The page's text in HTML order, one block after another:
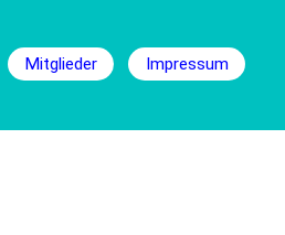
Mitglieder Impressum